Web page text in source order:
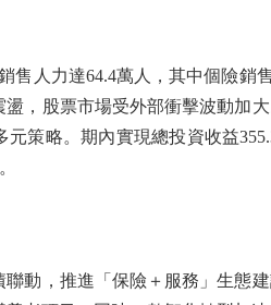
人力達64.4萬人，其中個險銷
，股票市場受外部衝擊波動加
策略。期內實現總投資收益
，推進「保險＋服務」生態建